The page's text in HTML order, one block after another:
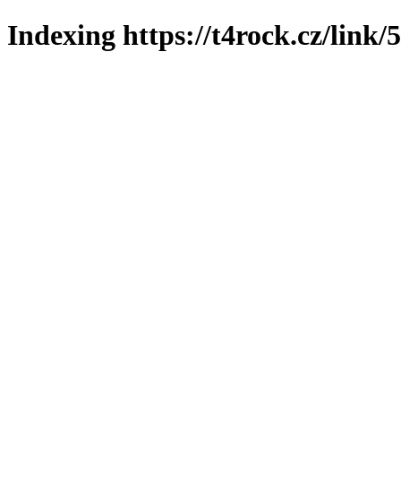
Indexing https://t4rock.cz/link/